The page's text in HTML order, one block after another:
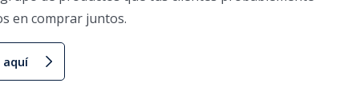
en comprar juntos.
aquí